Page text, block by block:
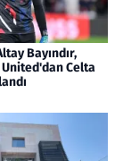
Bayındır,
Celta